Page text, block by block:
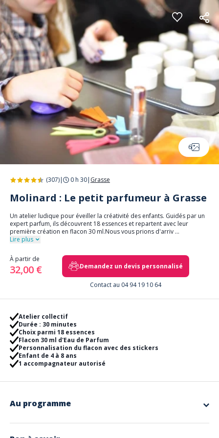
Panneau de gestion des cookies
6
(307)| 0 h 30| Grasse
Molinard : Le petit parfumeur à Grasse
Un atelier ludique pour éveiller la créativité des enfants. Guidés par un
expert parfum, ils découvrent 18 essences et repartent avec leur
première création en flacon 30 ml.Nous vous prions d'arriv ...
Lire plus
À partir de
32,00 € Demandez un devis personnalisé
Contact au 04 94 19 10 64
Atelier collectif
Durée : 30 minutes
Choix parmi 18 essences
Flacon 30 ml d'Eau de Parfum
Personnalisation du flacon avec des stickers
Enfant de 4 à 8 ans
1 accompagnateur autorisé
Au programme
Guidés par un expert parfum, les jeunes créateurs découvrent dix-huit